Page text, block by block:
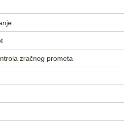
zračnog prometa